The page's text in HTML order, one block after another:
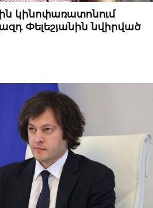
կինոփառատոնում
Փելեշյանին նվիրված